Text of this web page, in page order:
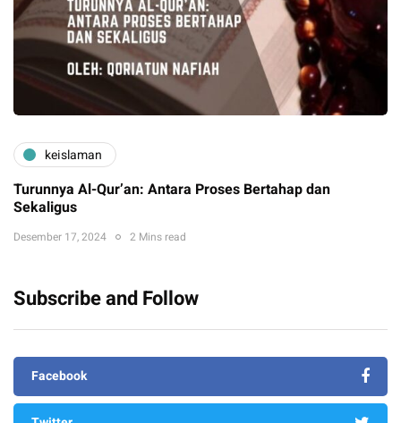
keislaman
Turunnya Al-Qur’an: Antara Proses Bertahap dan
Sekaligus
Desember 17, 2024 2 Mins read
Subscribe and Follow
Facebook